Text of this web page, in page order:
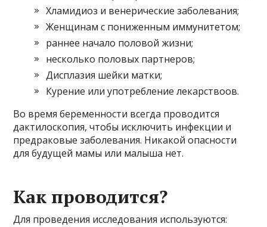
Хламидиоз и венерические заболевания;
Женщинам с пониженным иммунитетом;
раннее начало половой жизни;
несколько половых партнеров;
Дисплазия шейки матки;
Курение или употребление лекарствоов.
Во время беременности всегда проводится
дактилоскопия, чтобы исключить инфекции и
предраковые заболевания. Никакой опасности
для будущей мамы или малыша нет.
Как проводится?
Для проведения исследования используются: